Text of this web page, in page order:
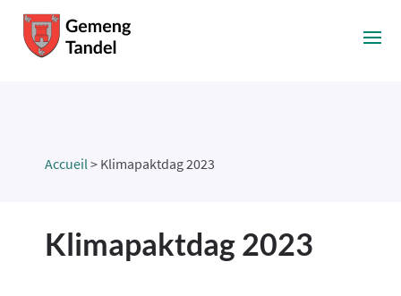
Accueil> Klimapaktdag 2023
Klimapaktdag 2023